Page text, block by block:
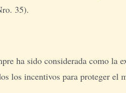
35).
ha sido considerada como la
los incentivos para proteger el